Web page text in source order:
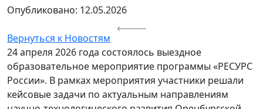
Опубликовано: 12.05.2026
Вернуться к Новостям
24 апреля 2026 года состоялось выездное
образовательное мероприятие программы «РЕСУРС
России». В рамках мероприятия участники решали
кейсовые задачи по актуальным направлениям